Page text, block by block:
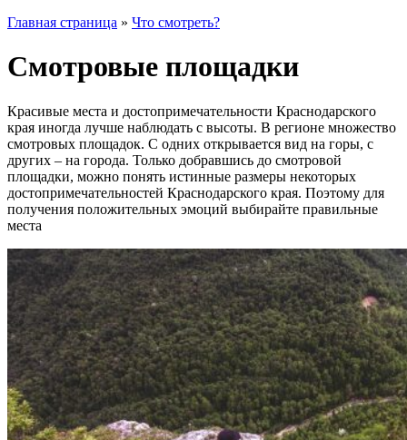
Главная страница » Что смотреть?
Смотровые площадки
Красивые места и достопримечательности Краснодарского
края иногда лучше наблюдать с высоты. В регионе множество
смотровых площадок. С одних открывается вид на горы, с
других – на города. Только добравшись до смотровой
площадки, можно понять истинные размеры некоторых
достопримечательностей Краснодарского края. Поэтому для
получения положительных эмоций выбирайте правильные
места